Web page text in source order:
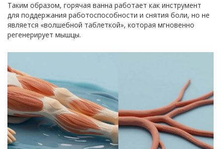
Таким образом, горячая ванна работает как инструмент
для поддержания работоспособности и снятия боли, но не
является «волшебной таблеткой», которая мгновенно
регенерирует мышцы.